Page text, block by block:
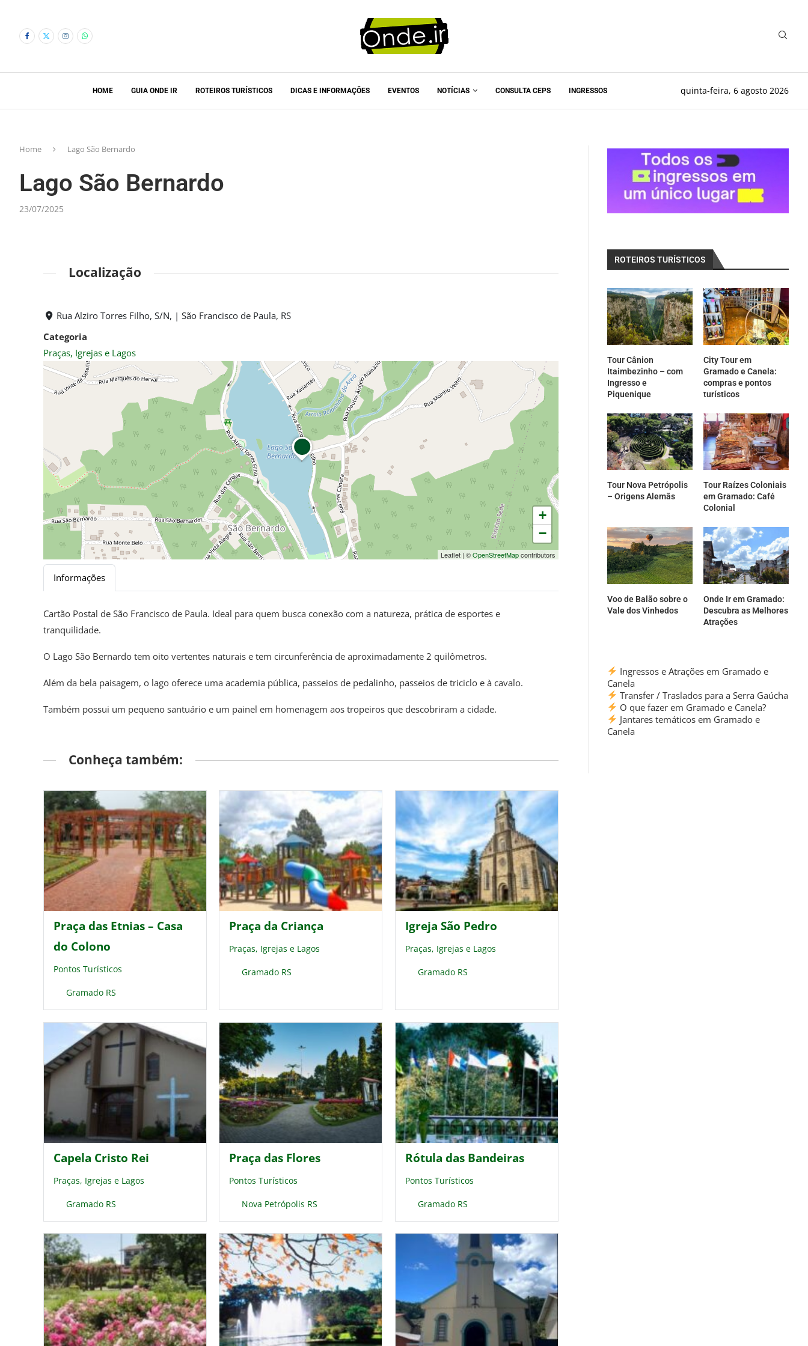
HOME GUIA ONDE IR ROTEIROS TURÍSTICOS DICAS E INFORMAÇÕES EVENTOS NOTÍCIAS CONSULTA CEPS INGRESSOS quinta-feira, 6 agosto 2026
Home Lago São Bernardo
Lago São Bernardo
23/07/2025
Localização
Rua Alziro Torres Filho, S/N, | São Francisco de Paula, RS
Categoria
Praças, Igrejas e Lagos
+
−
Leaflet | ©OpenStreetMapcontributors
Informações
Cartão Postal de São Francisco de Paula. Ideal para quem busca conexão com a natureza, prática de esportes e
tranquilidade.
O Lago São Bernardo tem oito vertentes naturais e tem circunferência de aproximadamente 2 quilômetros.
Além da bela paisagem, o lago oferece uma academia pública, passeios de pedalinho, passeios de triciclo e à cavalo.
Também possui um pequeno santuário e um painel em homenagem aos tropeiros que descobriram a cidade.
Conheça também:
Praça das Etnias – Casa
do Colono
Pontos Turísticos
Gramado RS
Praça da Criança
Praças, Igrejas e Lagos
Gramado RS
Igreja São Pedro
Praças, Igrejas e Lagos
Gramado RS
Capela Cristo Rei
Praças, Igrejas e Lagos
Gramado RS
Praça das Flores
Pontos Turísticos
Nova Petrópolis RS
Rótula das Bandeiras
Pontos Turísticos
Gramado RS
ROTEIROS TURÍSTICOS
Tour Cânion
Itaimbezinho – com
Ingresso e
Piquenique
City Tour em
Gramado e Canela:
compras e pontos
turísticos
Tour Nova Petrópolis
– Origens Alemãs
Tour Raízes Coloniais
em Gramado: Café
Colonial
Voo de Balão sobre o
Vale dos Vinhedos
Onde Ir em Gramado:
Descubra as Melhores
Atrações
Ingressos e Atrações em Gramado e
Canela
Transfer / Traslados para a Serra Gaúcha
O que fazer em Gramado e Canela?
Jantares temáticos em Gramado e
Canela